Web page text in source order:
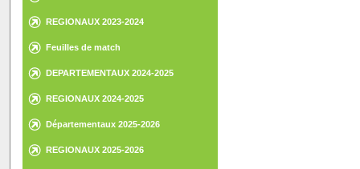
REGIONAUX 2023-2024
Feuilles de match
DEPARTEMENTAUX 2024-2025
REGIONAUX 2024-2025
Départementaux 2025-2026
REGIONAUX 2025-2026